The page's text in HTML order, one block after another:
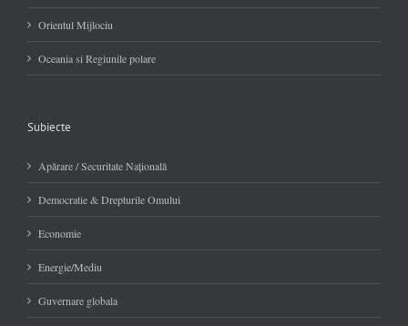
Orientul Mijlociu
Oceania si Regiunile polare
Subiecte
Apărare / Securitate Naţională
Democratie & Drepturile Omului
Economie
Energie/Mediu
Guvernare globala